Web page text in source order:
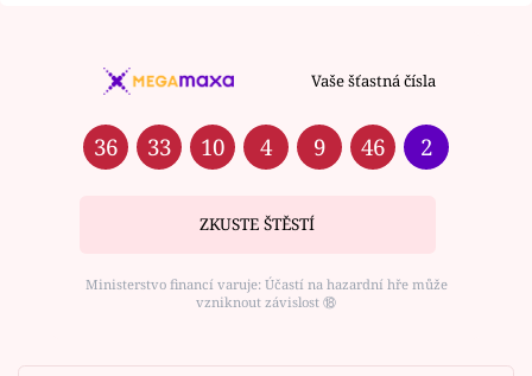
Vaše šťastná čísla
36 33 10 4 9 46 2
ZKUSTE ŠTĚSTÍ
Ministerstvo financí varuje: Účastí na hazardní hře může
vzniknout závislost ⑱